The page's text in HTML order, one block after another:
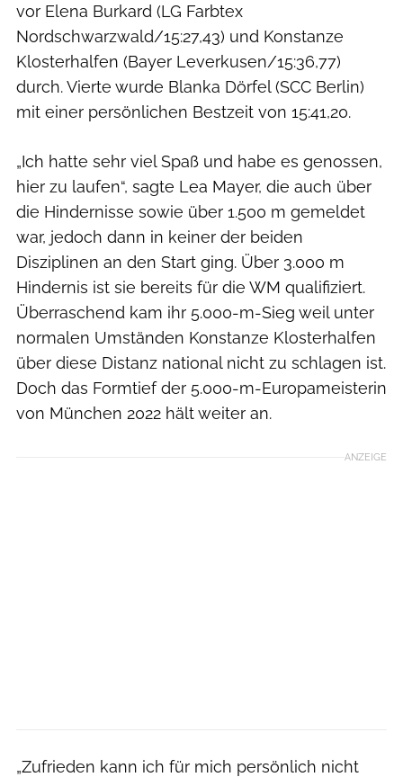
vor Elena Burkard (LG Farbtex
Nordschwarzwald/15:27,43) und Konstanze
Klosterhalfen (Bayer Leverkusen/15:36,77)
durch. Vierte wurde Blanka Dörfel (SCC Berlin)
mit einer persönlichen Bestzeit von 15:41,20.
„Ich hatte sehr viel Spaß und habe es genossen,
hier zu laufen“, sagte Lea Mayer, die auch über
die Hindernisse sowie über 1.500 m gemeldet
war, jedoch dann in keiner der beiden
Disziplinen an den Start ging. Über 3.000 m
Hindernis ist sie bereits für die WM qualifiziert.
Überraschend kam ihr 5.000-m-Sieg weil unter
normalen Umständen Konstanze Klosterhalfen
über diese Distanz national nicht zu schlagen ist.
Doch das Formtief der 5.000-m-Europameisterin
von München 2022 hält weiter an.
ANZEIGE
„Zufrieden kann ich für mich persönlich nicht